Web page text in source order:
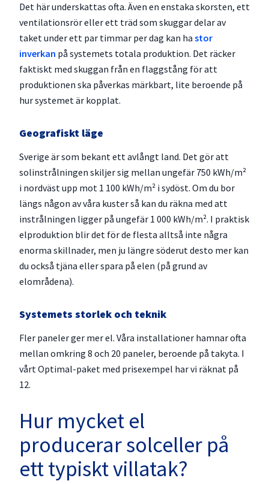
Det här underskattas ofta. Även en enstaka skorsten, ett
ventilationsrör eller ett träd som skuggar delar av
taket under ett par timmar per dag kan ha stor
inverkan på systemets totala produktion. Det räcker
faktiskt med skuggan från en flaggstång för att
produktionen ska påverkas märkbart, lite beroende på
hur systemet är kopplat.
Geografiskt läge
Sverige är som bekant ett avlångt land. Det gör att
solinstrålningen skiljer sig mellan ungefär 750 kWh/m²
i nordväst upp mot 1 100 kWh/m² i sydöst. Om du bor
längs någon av våra kuster så kan du räkna med att
instrålningen ligger på ungefär 1 000 kWh/m². I praktisk
elproduktion blir det för de flesta alltså inte några
enorma skillnader, men ju längre söderut desto mer kan
du också tjäna eller spara på elen (på grund av
elområdena).
Systemets storlek och teknik
Fler paneler ger mer el. Våra installationer hamnar ofta
mellan omkring 8 och 20 paneler, beroende på takyta. I
vårt Optimal-paket med prisexempel har vi räknat på
12.
Hur mycket el
producerar solceller på
ett typiskt villatak?